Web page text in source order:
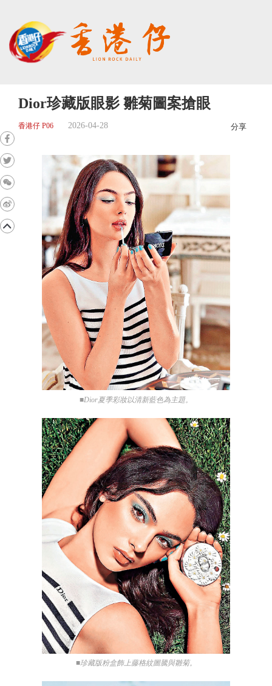
Dior珍藏版眼影 雛菊圖案搶眼
香港仔 P06 2026-04-28 分享
■Dior夏季彩妝以清新藍色為主題。
■珍藏版粉盒飾上藤格紋圖騰與雛菊。